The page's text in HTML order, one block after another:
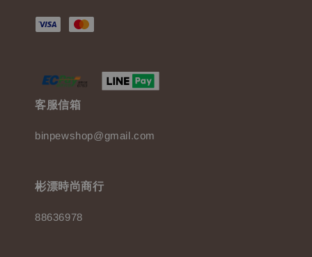
客服信箱
binpewshop@gmail.com
彬漂時尚商行
88636978